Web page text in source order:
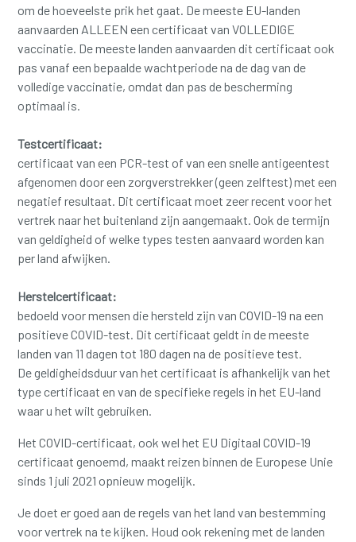
om de hoeveelste prik het gaat. De meeste EU-landen
aanvaarden ALLEEN een certificaat van VOLLEDIGE
vaccinatie. De meeste landen aanvaarden dit certificaat ook
pas vanaf een bepaalde wachtperiode na de dag van de
volledige vaccinatie, omdat dan pas de bescherming
optimaal is.
Testcertificaat:
certificaat van een PCR-test of van een snelle antigeentest
afgenomen door een zorgverstrekker (geen zelftest) met een
negatief resultaat. Dit certificaat moet zeer recent voor het
vertrek naar het buitenland zijn aangemaakt. Ook de termijn
van geldigheid of welke types testen aanvaard worden kan
per land afwijken.
Herstelcertificaat:
bedoeld voor mensen die hersteld zijn van COVID-19 na een
positieve COVID-test. Dit certificaat geldt in de meeste
landen van 11 dagen tot 180 dagen na de positieve test.
De geldigheidsduur van het certificaat is afhankelijk van het
type certificaat en van de specifieke regels in het EU-land
waar u het wilt gebruiken.
Het COVID-certificaat, ook wel het EU Digitaal COVID-19
certificaat genoemd, maakt reizen binnen de Europese Unie
sinds 1 juli 2021 opnieuw mogelijk.
Je doet er goed aan de regels van het land van bestemming
voor vertrek na te kijken. Houd ook rekening met de landen